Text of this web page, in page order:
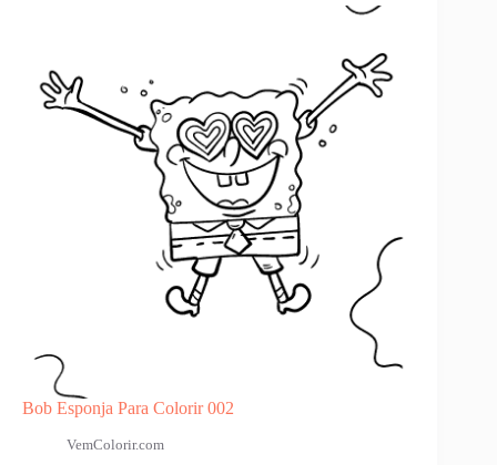
Bob Esponja Para Colorir 002
VemColorir.com